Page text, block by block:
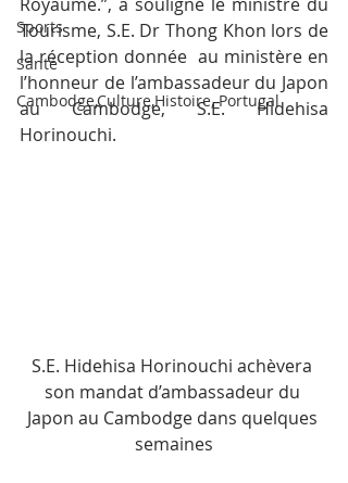
Sports
Santé
Cambodge,Culture,Histoire, Portugal
Tourisme, S.E. Dr Thong Khon lors de
la réception donnée  au ministère en
l’honneur de l’ambassadeur du Japon
au Cambodge, S.E. Hidehisa
Horinouchi.
S.E. Hidehisa Horinouchi achèvera
son mandat d’ambassadeur du
Japon au Cambodge dans quelques
semaines